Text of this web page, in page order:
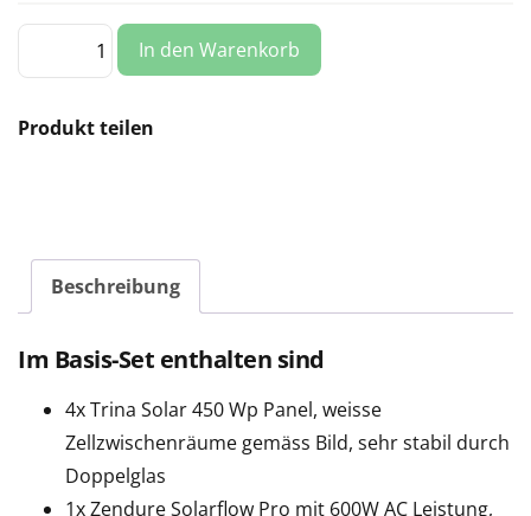
Balkonkraftwerk
Wp
Play
Batterie
Menge
In den Warenkorb
Produkt teilen
Beschreibung
Im Basis-Set enthalten sind
4x Trina Solar 450 Wp Panel, weisse
Zellzwischenräume gemäss Bild, sehr stabil durch
Doppelglas
1x Zendure Solarflow Pro mit 600W AC Leistung,